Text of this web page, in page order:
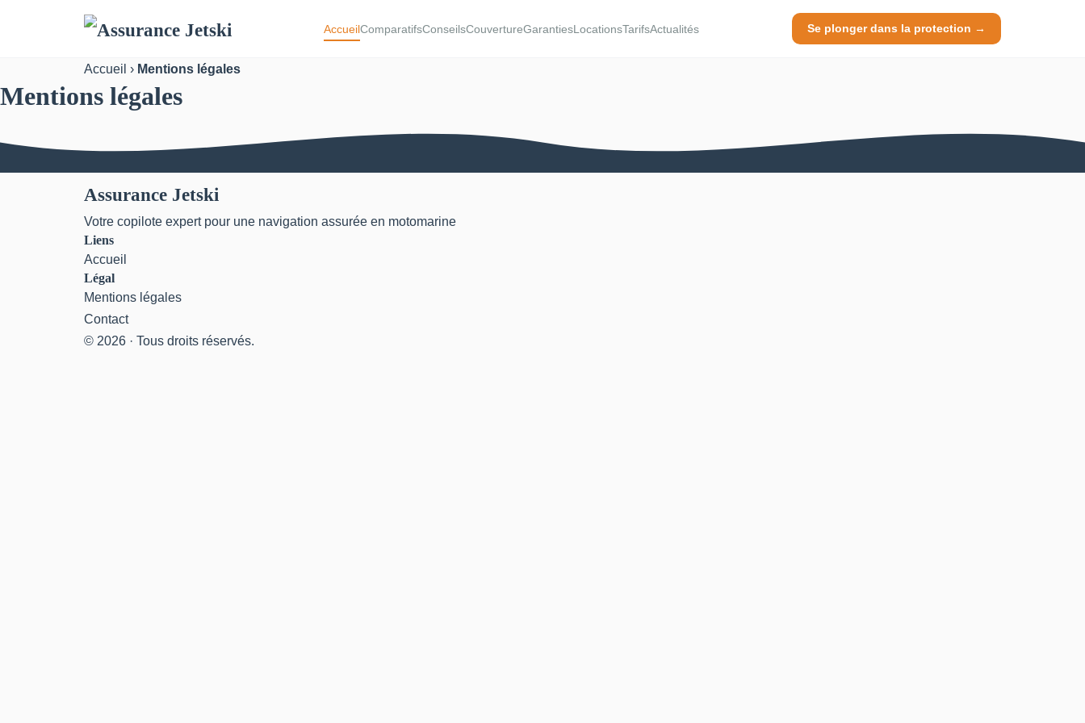
AccueilComparatifsConseilsCouvertureGarantiesLocationsTarifsActualités Se plonger dans la protection →
Accueil › Mentions légales
Mentions légales
Assurance Jetski
Votre copilote expert pour une navigation assurée en motomarine
Liens
Accueil
Légal
Mentions légales
Contact
© 2026 · Tous droits réservés.